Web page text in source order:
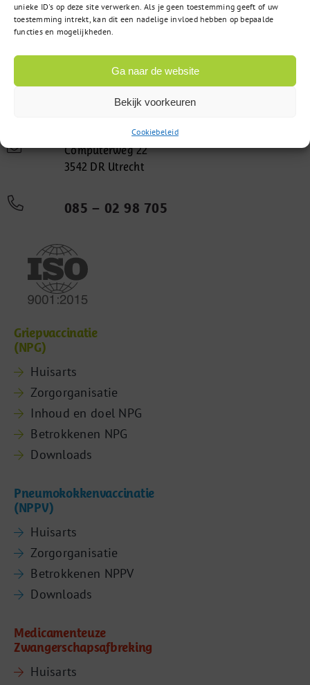
unieke ID's op deze site verwerken. Als je geen toestemming geeft of uw
toestemming intrekt, kan dit een nadelige invloed hebben op bepaalde
functies en mogelijkheden.
Ga naar de website
Bekijk voorkeuren
Cookiebeleid
Computerweg 22
3542 DR Utrecht
085 – 02 98 705
Griepvaccinatie
(NPG)
Huisarts
Zorgorganisatie
Inhoud en doel NPG
Betrokkenen NPG
Downloads
Pneumokokkenvaccinatie
(NPPV)
Huisarts
Zorgorganisatie
Betrokkenen NPPV
Downloads
Medicamenteuze
Zwangerschapsafbreking
Huisarts